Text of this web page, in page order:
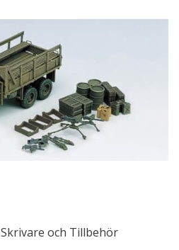
Skrivare och Tillbehör